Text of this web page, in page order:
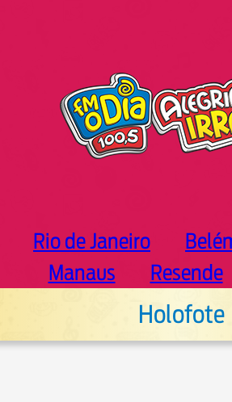
Rio de Janeiro
Manaus
Resende
Holofote